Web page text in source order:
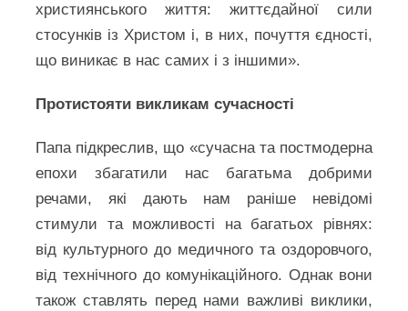
християнського життя: життєдайної сили
стосунків із Христом і, в них, почуття єдності,
що виникає в нас самих і з іншими».
Протистояти викликам сучасності
Папа підкреслив, що «сучасна та постмодерна
епохи збагатили нас багатьма добрими
речами, які дають нам раніше невідомі
стимули та можливості на багатьох рівнях:
від культурного до медичного та оздоровчого,
від технічного до комунікаційного. Однак вони
також ставлять перед нами важливі виклики,